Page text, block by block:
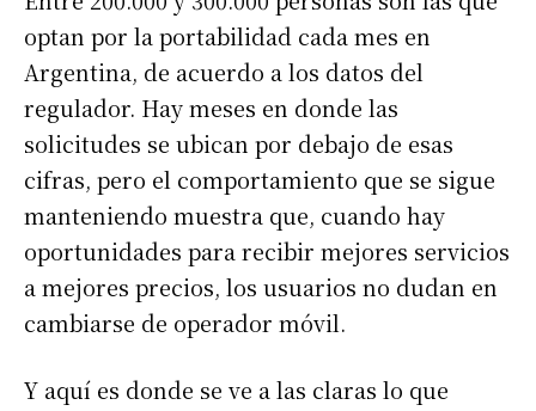
optan por la portabilidad cada mes en
Argentina, de acuerdo a los datos del
regulador. Hay meses en donde las
solicitudes se ubican por debajo de esas
cifras, pero el comportamiento que se sigue
manteniendo muestra que, cuando hay
oportunidades para recibir mejores servicios
a mejores precios, los usuarios no dudan en
cambiarse de operador móvil.
Y aquí es donde se ve a las claras lo que